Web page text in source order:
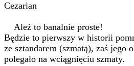
Cezarian
Ależ to banalnie proste!
Będzie to pierwszy w historii
ze sztandarem (szmatą), zaś jego
polegało na wciągnięciu szmaty.